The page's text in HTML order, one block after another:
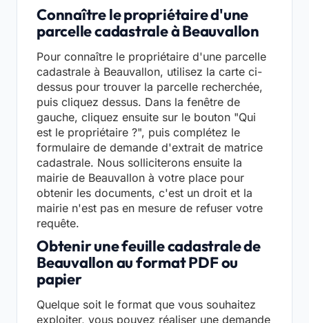
Connaître le propriétaire d'une
parcelle cadastrale à Beauvallon
Pour connaître le propriétaire d'une parcelle
cadastrale à Beauvallon, utilisez la carte ci-
dessus pour trouver la parcelle recherchée,
puis cliquez dessus. Dans la fenêtre de
gauche, cliquez ensuite sur le bouton "Qui
est le propriétaire ?", puis complétez le
formulaire de demande d'extrait de matrice
cadastrale. Nous solliciterons ensuite la
mairie de Beauvallon à votre place pour
obtenir les documents, c'est un droit et la
mairie n'est pas en mesure de refuser votre
requête.
Obtenir une feuille cadastrale de
Beauvallon au format PDF ou
papier
Quelque soit le format que vous souhaitez
exploiter, vous pouvez réaliser une demande